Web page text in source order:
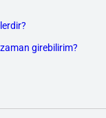
zaman girebilirim?